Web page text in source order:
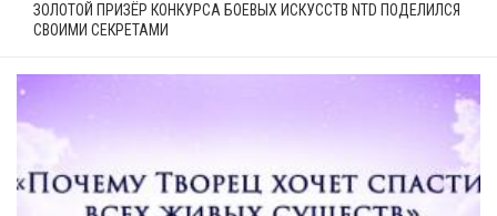
ЗОЛОТОЙ ПРИЗЁР КОНКУРСА БОЕВЫХ ИСКУССТВ NTD ПОДЕЛИЛСЯ
СВОИМИ СЕКРЕТАМИ